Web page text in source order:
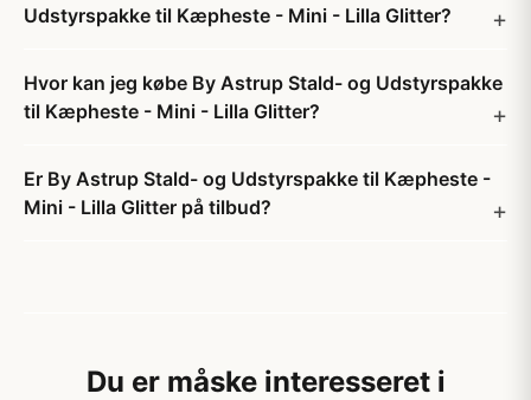
Udstyrspakke til Kæpheste - Mini - Lilla Glitter?
Hvor kan jeg købe By Astrup Stald- og Udstyrspakke
til Kæpheste - Mini - Lilla Glitter?
Er By Astrup Stald- og Udstyrspakke til Kæpheste -
Mini - Lilla Glitter på tilbud?
Du er måske interesseret i